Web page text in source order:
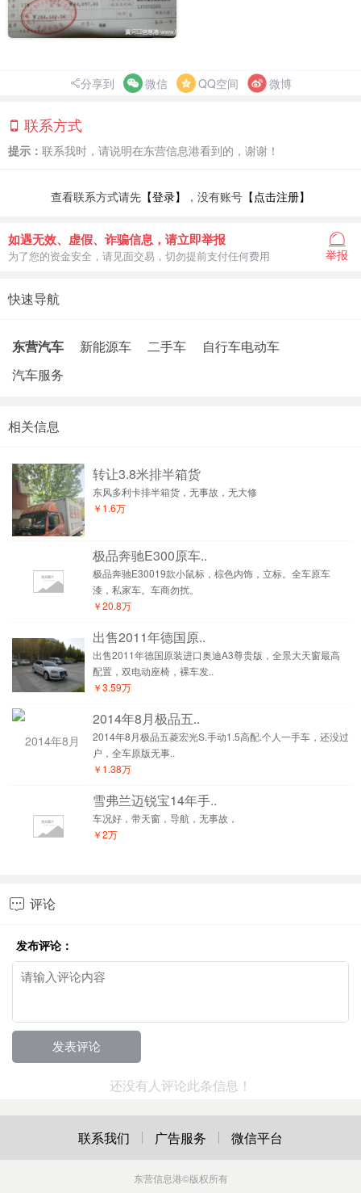
分享到 微信 QQ空间 微博
联系方式
提示： 联系我时，请说明在东营信息港看到的，谢谢！
查看联系方式请先 【登录】 ，没有账号 【点击注册】
如遇无效、虚假、诈骗信息，请立即举报
为了您的资金安全，请见面交易，切勿提前支付任何费用 举报
快速导航
东营汽车 新能源车 二手车
自行车电动车
汽车服务
相关信息
转让3.8米排半箱货
东风多利卡排半箱货，无事故，无大修
￥1.6万
极品奔驰E300原车..
极品奔驰E30019款小鼠标，棕色内饰，立标。全车原车
漆，私家车。车商勿扰。
￥20.8万
出售2011年德国原..
出售2011年德国原装进口奥迪A3尊贵版，全景大天窗最高
配置，双电动座椅，裸车发..
￥3.59万
2014年8月极品五..
2014年8月极品五菱宏光S.手动1.5高配.个人一手车，还没过
户，全车原版无事..
￥1.38万
雪弗兰迈锐宝14年手..
车况好，带天窗，导航，无事故，
￥2万
 评论
发布评论：
还没有人评论此条信息！
联系我们 广告服务 微信平台
东营信息港©版权所有